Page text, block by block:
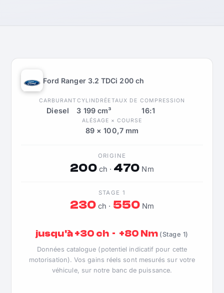
Ford Ranger 3.2 TDCi 200 ch
CARBURANT
Diesel
CYLINDRÉE
3 199 cm³
TAUX DE COMPRESSION
16:1
ALÉSAGE × COURSE
89 × 100,7 mm
ORIGINE
200ch · 470 Nm
STAGE 1
230 ch · 550Nm
jusqu'à +30 ch · +80 Nm (Stage 1)
Données catalogue (potentiel indicatif pour cette
motorisation). Vos gains réels sont mesurés sur votre
véhicule, sur notre banc de puissance.